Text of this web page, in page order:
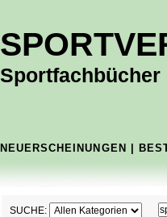
NEUERSCHEINUNGEN
SUCHE: